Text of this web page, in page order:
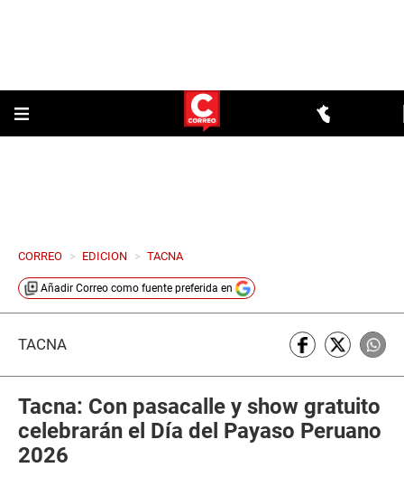
CORREO > EDICION > TACNA
Añadir Correo como fuente preferida en
TACNA
Tacna: Con pasacalle y show gratuito
celebrarán el Día del Payaso Peruano
2026